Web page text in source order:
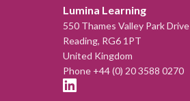
Lumina Learning
550 Thames Valley Park Drive
Reading, RG6 1PT
United Kingdom
Phone +44 (0) 20 3588 0270